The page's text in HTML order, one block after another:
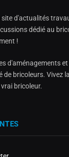
site d'actualités
dédié au
!
d'aménagements
bricoleurs. Vivez
bricoleur.